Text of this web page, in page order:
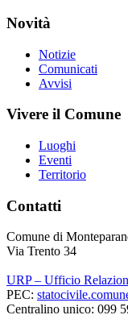
Novità
Notizie
Comunicati
Avvisi
Vivere il Comune
Luoghi
Eventi
Territorio
Contatti
Comune di
Via Trento 34
URP – Ufficio
PEC:
Centralino unico: 099